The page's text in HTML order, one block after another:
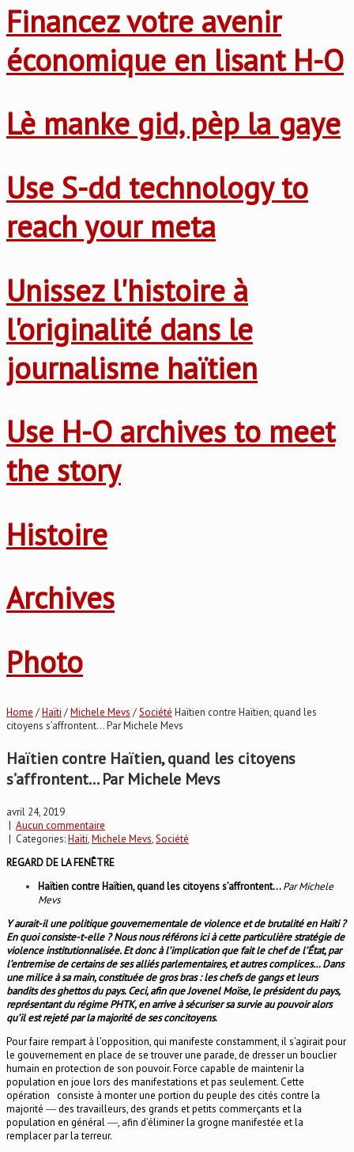
Financez votre avenir
économique en lisant H-O
Lè manke gid, pèp la gaye
Use S-dd technology to
reach your meta
Unissez l'histoire à
l'originalité dans le
journalisme haïtien
Use H-O archives to meet
the story
Histoire
Archives
Photo
Home /Haïti /Michele Mevs /Société Haïtien contre Haïtien, quand les
citoyens s’affrontent… Par Michele Mevs
Haïtien contre Haïtien, quand les citoyens
s’affrontent… Par Michele Mevs
avril 24, 2019
| Aucun commentaire
| Categories:Haïti,Michele Mevs,Société
REGARD DE LA FENÊTRE
Haïtien contre Haïtien, quand les citoyens s’affrontent…Par Michele
Mevs
Y aurait-il une politique gouvernementale de violence et de brutalité en Haïti ?
En quoi consiste-t-elle ? Nous nous référons ici à cette particulière stratégie de
violence institutionnalisée. Et donc à l’implication que fait le chef de l’État, par
l’entremise de certains de ses alliés parlementaires, et autres complices… Dans
une milice à sa main, constituée de gros bras : les chefs de gangs et leurs
bandits des ghettos du pays. Ceci, afin que Jovenel Moïse, le président du pays,
représentant du régime PHTK, en arrive à sécuriser sa survie au pouvoir alors
qu’il est rejeté par la majorité de ses concitoyens.
Pour faire rempart à l’opposition, qui manifeste constamment, il s’agirait pour
le gouvernement en place de se trouver une parade, de dresser un bouclier
humain en protection de son pouvoir. Force capable de maintenir la
population en joue lors des manifestations et pas seulement. Cette
opération consiste à monter une portion du peuple des cités contre la
majorité ― des travailleurs, des grands et petits commerçants et la
population en général ―, afin d’éliminer la grogne manifestée et la
remplacer par la terreur.